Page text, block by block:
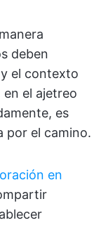
deben
el contexto
el ajetreo
es
por el camino.
en